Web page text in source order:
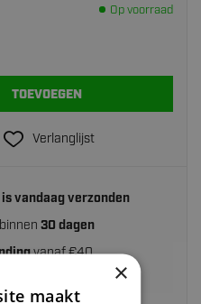
Op voorraad
TOEVOEGEN
Verlanglijst
is vandaag verzonden
30 dagen
vanaf €40
×
maakt